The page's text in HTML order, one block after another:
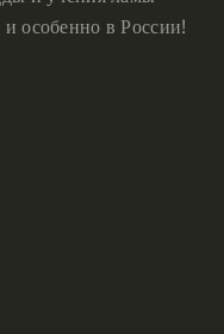
особенно в России!